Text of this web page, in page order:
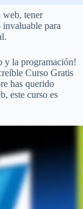
web, tener
para
y la programación!
Curso Gratis
has querido
este curso es